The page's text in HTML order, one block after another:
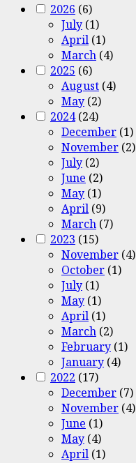
2026 (6)
July (1)
April (1)
March (4)
2025 (6)
August (4)
May (2)
2024(24)
December (1)
November (2)
July (2)
June (2)
May (1)
April (9)
March (7)
2023 (15)
November (4)
October (1)
July (1)
May (1)
April (1)
March (2)
February (1)
January (4)
2022 (17)
December (7)
November (4)
June (1)
May (4)
April (1)